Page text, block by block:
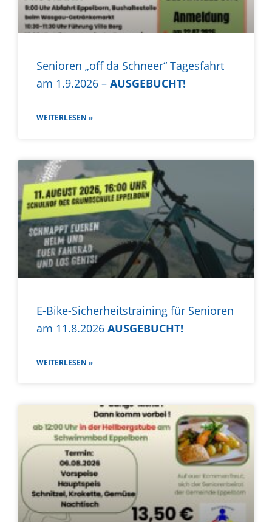
Senioren „off da Schneer“ Tagesfahrt
am 1.9.2026 – AUSGEBUCHT!
WEITERLESEN »
E-Bike-Sicherheitstraining für Senioren
am 11.8.2026 AUSGEBUCHT!
WEITERLESEN »